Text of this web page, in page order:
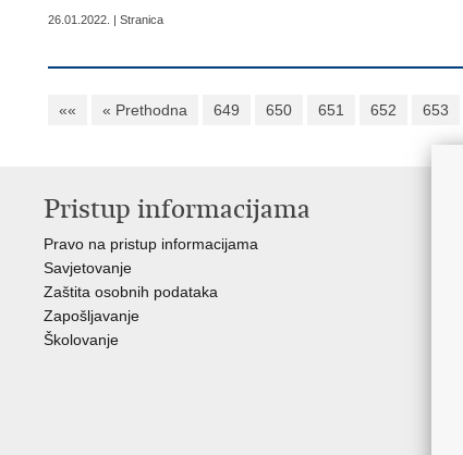
26.01.2022. | Stranica
«« « Prethodna 649 650 651 652 653
Pristup informacijama
Pravo na pristup informacijama
Savjetovanje
Zaštita osobnih podataka
Zapošljavanje
Školovanje